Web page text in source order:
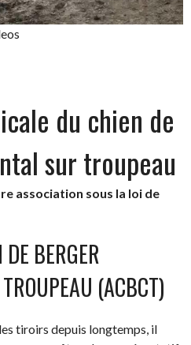
du chien de
sur troupeau
association sous la loi de
BERGER
(ACBCT)
tiroirs depuis longtemps, il